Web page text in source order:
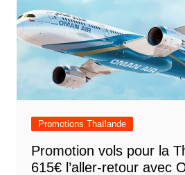
Promotions Thaïlande
Promotion vols pour la
615€ l’aller-retour avec